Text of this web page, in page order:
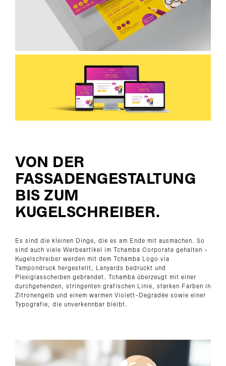
VON DER
FASSADENGESTALTUNG
BIS ZUM
KUGELSCHREIBER.
Es sind die kleinen Dinge, die es am Ende mit ausmachen. So
sind auch viele Werbeartikel im Tchamba Corporate gehalten -
Kugelschreiber werden mit dem Tchamba Logo via
Tampondruck hergestellt, Lanyards bedruckt und
Plexiglasscheiben gebrandet. Tchamba überzeugt mit einer
durchgehenden, stringenten grafischen Linie, starken Farben in
Zitronengelb und einem warmen Violett-Degradée sowie einer
Typografie, die unverkennbar bleibt.